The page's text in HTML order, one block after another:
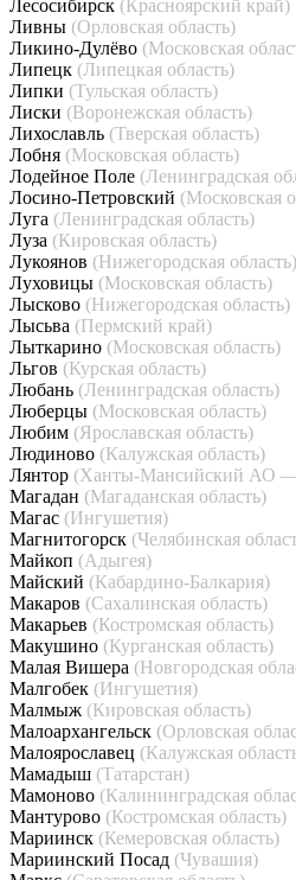
Лесосибирск (Красноярский край)
Ливны (Орловская область)
Ликино-Дулёво (Московская
Липецк (Липецкая область)
Липки (Тульская область)
Лиски (Воронежская область)
Лихославль (Тверская область)
Лобня (Московская область)
Лодейное Поле (Ленинградская
Лосино-Петровский (Московская
Луга (Ленинградская область)
Луза (Кировская область)
Лукоянов (Нижегородская область)
Луховицы (Московская область)
Лысково (Нижегородская область)
Лысьва (Пермский край)
Лыткарино (Московская область)
Льгов (Курская область)
Любань (Ленинградская область)
Люберцы (Московская область)
Любим (Ярославская область)
Людиново (Калужская область)
Лянтор (Ханты-Мансийский АО
Магадан (Магаданская область)
Магас (Ингушетия)
Магнитогорск (Челябинская
Майкоп (Адыгея)
Майский (Кабардино-Балкария)
Макаров (Сахалинская область)
Макарьев (Костромская область)
Макушино (Курганская область)
Малая Вишера (Новгородская
Малгобек (Ингушетия)
Малмыж (Кировская область)
Малоархангельск (Орловская
Малоярославец (Калужская
Мамадыш (Татарстан)
Мамоново (Калининградская
Мантурово (Костромская область)
Мариинск (Кемеровская область)
Мариинский Посад (Чувашия)